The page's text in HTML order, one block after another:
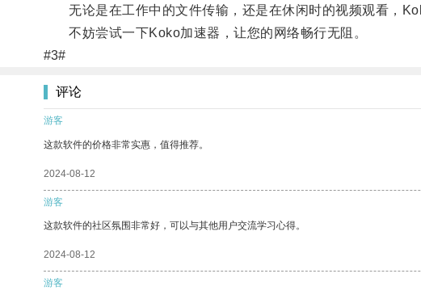
无论是在工作中的文件传输，还是在休闲时的视频观看，
不妨尝试一下Koko加速器，让您的网络畅行无阻。
#3#
评论
游客
这款软件的价格非常实惠，值得推荐。
2024-08-12
游客
这款软件的社区氛围非常好，可以与其他用户交流学习心得。
2024-08-12
游客